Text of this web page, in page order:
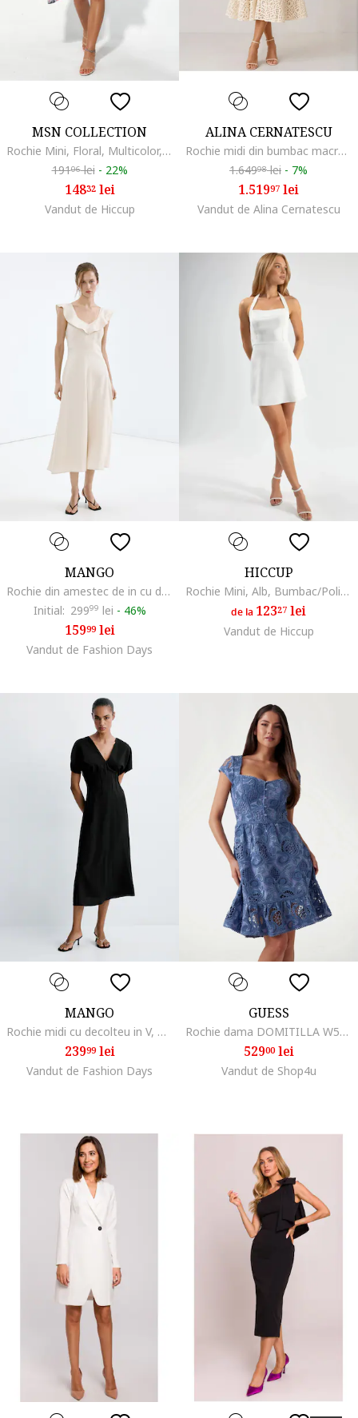
MSN COLLECTION
Rochie Mini, Floral, Multicolor, Sifon, Maneci lungi
19106lei - 22%
14832lei
Vandut de Hiccup
ALINA CERNATESCU
Rochie midi din bumbac macrame CHIARA
1.64998lei - 7%
1.51997 lei
Vandut de Alina Cernatescu
MANGO
Rochie din amestec de in cu decolteu cu volane, Crem
Initial: 29999 lei - 46%
15999lei
Vandut de Fashion Days
HICCUP
Rochie Mini, Alb, Bumbac/Poliester/Elastan
de la 12327 lei
Vandut de Hiccup
MANGO
Rochie midi cu decolteu in V, Negru
23999lei
Vandut de Fashion Days
GUESS
Rochie dama DOMITILLA W5GK50, Albastru
52900lei
Vandut de Shop4u